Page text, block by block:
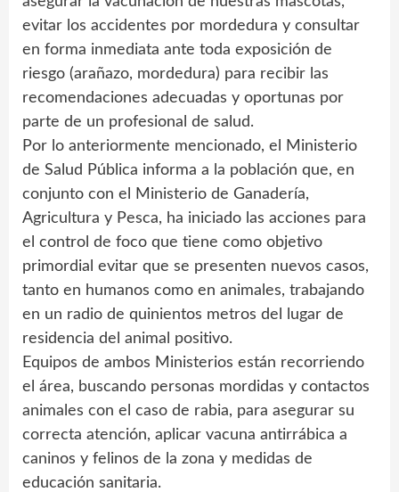
evitar los accidentes por mordedura y consultar
en forma inmediata ante toda exposición de
riesgo (arañazo, mordedura) para recibir las
recomendaciones adecuadas y oportunas por
parte de un profesional de salud.
Por lo anteriormente mencionado, el Ministerio
de Salud Pública informa a la población que, en
conjunto con el Ministerio de Ganadería,
Agricultura y Pesca, ha iniciado las acciones para
el control de foco que tiene como objetivo
primordial evitar que se presenten nuevos casos,
tanto en humanos como en animales, trabajando
en un radio de quinientos metros del lugar de
residencia del animal positivo.
Equipos de ambos Ministerios están recorriendo
el área, buscando personas mordidas y contactos
animales con el caso de rabia, para asegurar su
correcta atención, aplicar vacuna antirrábica a
caninos y felinos de la zona y medidas de
educación sanitaria.